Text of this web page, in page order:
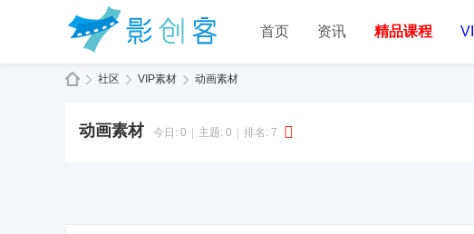
首页 资讯 精品课程
社区 VIP素材 动画素材
动画素材 今日: 0 主题: 0 排名: 7